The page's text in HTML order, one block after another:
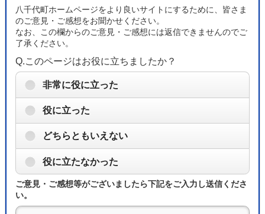
八千代町ホームページをより良いサイトにするために、皆さま
のご意見・ご感想をお聞かせください。
なお、この欄からのご意見・ご感想には返信できませんのでご
了承ください。
Q.このページはお役に立ちましたか？
非常に役に立った
役に立った
どちらともいえない
役に立たなかった
ご意見・ご感想等がございましたら下記をご入力し送信くださ
い。